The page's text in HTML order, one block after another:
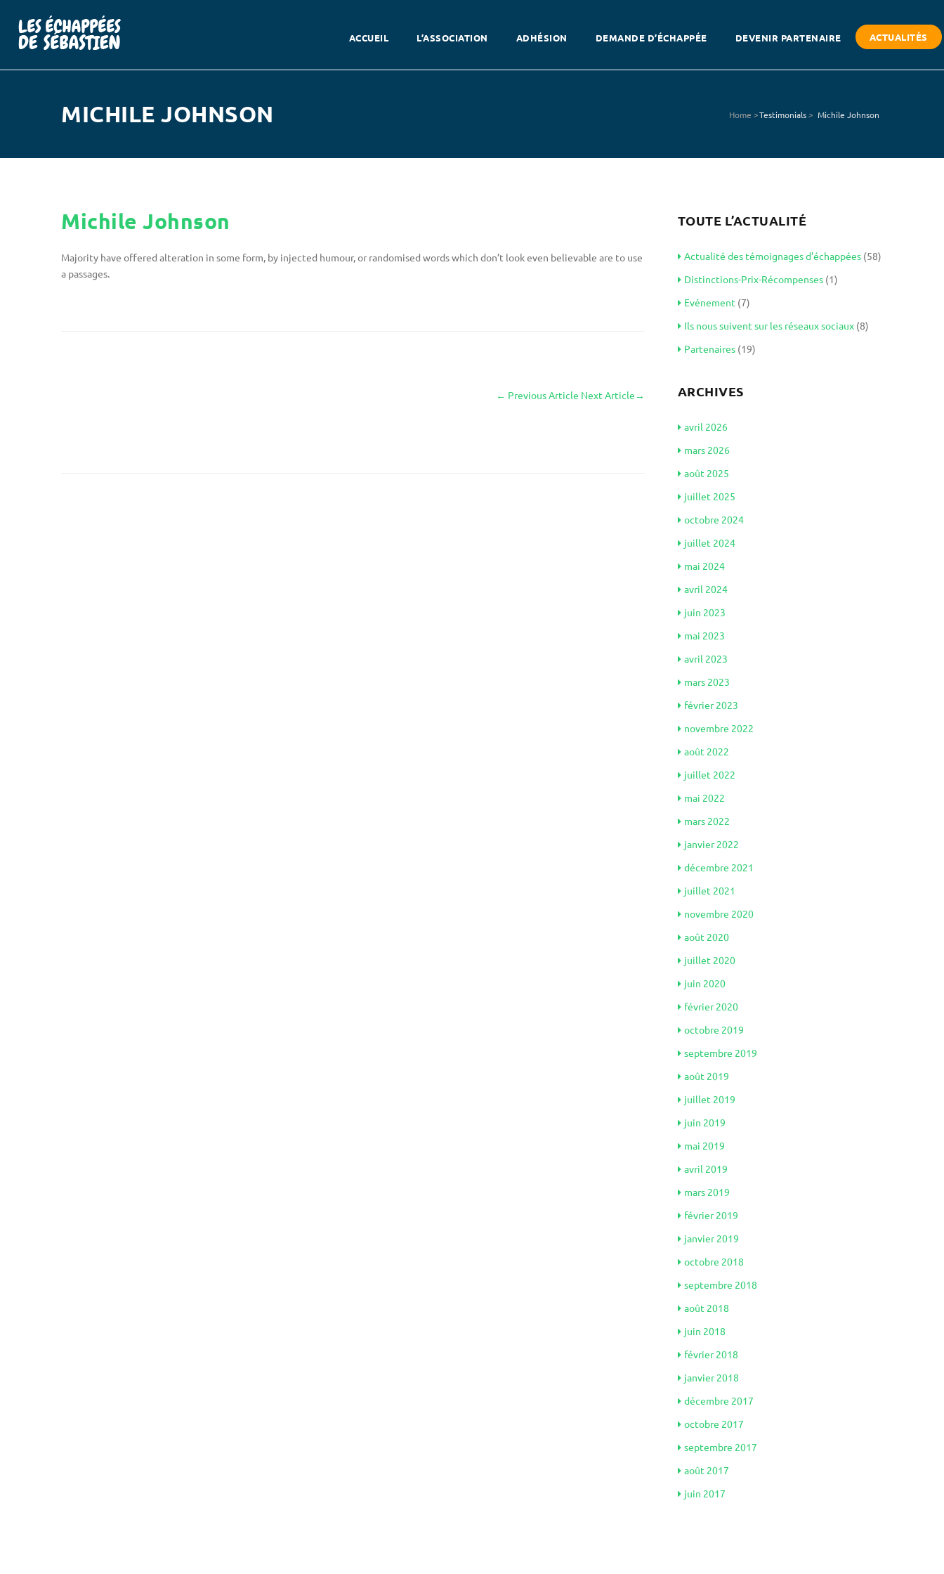
ACCUEIL L’ASSOCIATION ADHÉSION DEMANDE D’ÉCHAPPÉE DEVENIR PARTENAIRE ACTUALITÉS
MICHILE JOHNSON Home >Testimonials> Michile Johnson
Michile Johnson
Majority have offered alteration in some form, by injected humour, or randomised words which don’t look even believable are to use
a passages.
← Previous Article Next Article→
TOUTE L’ACTUALITÉ
Actualité des témoignages d’échappées(58)
Distinctions-Prix-Récompenses(1)
Evénement (7)
Ils nous suivent sur les réseaux sociaux(8)
Partenaires(19)
ARCHIVES
avril 2026
mars 2026
août 2025
juillet 2025
octobre 2024
juillet 2024
mai 2024
avril 2024
juin 2023
mai 2023
avril 2023
mars 2023
février 2023
novembre 2022
août 2022
juillet 2022
mai 2022
mars 2022
janvier 2022
décembre 2021
juillet 2021
novembre 2020
août 2020
juillet 2020
juin 2020
février 2020
octobre 2019
septembre 2019
août 2019
juillet 2019
juin 2019
mai 2019
avril 2019
mars 2019
février 2019
janvier 2019
octobre 2018
septembre 2018
août 2018
juin 2018
février 2018
janvier 2018
décembre 2017
octobre 2017
septembre 2017
août 2017
juin 2017